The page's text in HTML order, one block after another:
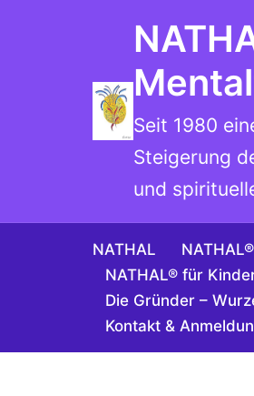
Seit 1980
Steigerung
und
NATHAL
NATHAL® für
Die Gründer –
Kontakt &